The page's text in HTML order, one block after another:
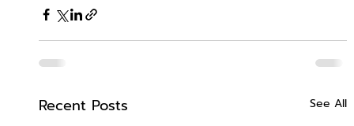
Recent Posts See All